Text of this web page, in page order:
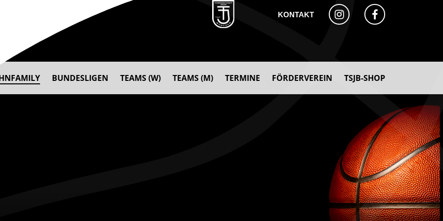
KONTAKT
BUNDESLIGEN TEAMS (W) TEAMS (M) TERMINE FÖRDERVEREIN TSJB-SHOP